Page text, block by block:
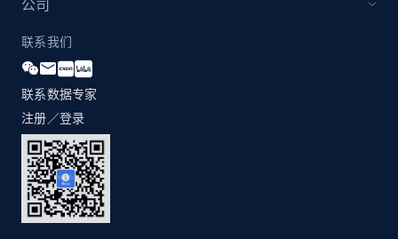
Category id, Product id, Product name, Price,
Currency, Colour code, Colour, Description, and
more.
1.2K+
公司
联系我们
联系数据专家
注册／登录